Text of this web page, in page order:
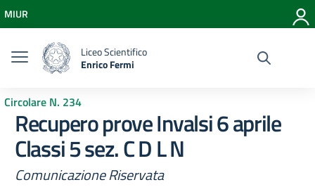
Vai al menu di navigazione
Vai al footer
MIUR
Liceo Scientifico
Enrico Fermi
Circolare N. 234
Recupero prove Invalsi 6 aprile
Classi 5 sez. C D L N
Comunicazione Riservata